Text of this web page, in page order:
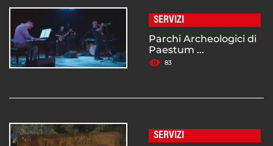
SERVIZI
Parchi Archeologici di
Paestum ...
83
SERVIZI